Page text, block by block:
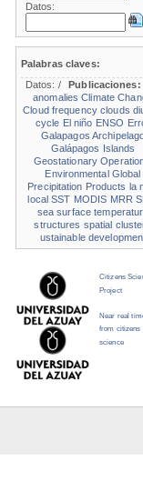
Datos:
Palabras claves:
Datos: /
Publicaciones:
anomalies Climate
Cloud frequency clouds
cycle El niño ENSO
Galapagos
Galápagos Islands
Geostationary
Environmental Global
Precipitation Products la
local SST MODIS MRR
sea surface
structures spatial
ustainable
Citizens
Project
Near real
from citizens
science